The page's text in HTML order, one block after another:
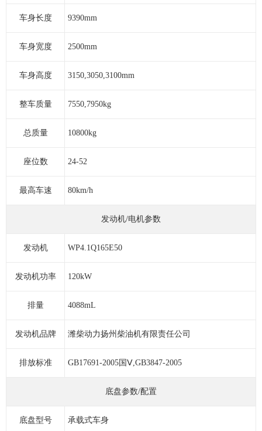
车身长度 9390mm
车身宽度 2500mm
车身高度 3150,3050,3100mm
整车质量 7550,7950kg
总质量 10800kg
座位数 24-52
最高车速 80km/h
发动机/电机参数
发动机 WP4.1Q165E50
发动机功率 120kW
排量 4088mL
发动机品牌 潍柴动力扬州柴油机有限责任公司
排放标准 GB17691-2005国Ⅴ,GB3847-2005
底盘参数/配置
底盘型号 承载式车身